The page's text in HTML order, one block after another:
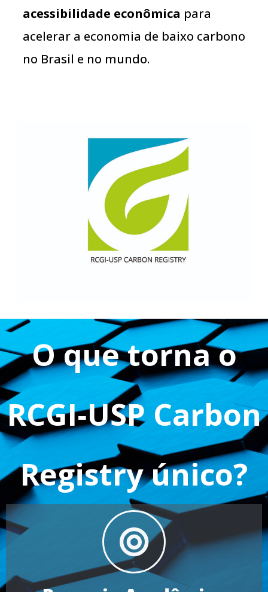
acessibilidade econômica para
acelerar a economia de baixo carbono
no Brasil e no mundo.
O que torna o
RCGI‑USP Carbon
Registry único?